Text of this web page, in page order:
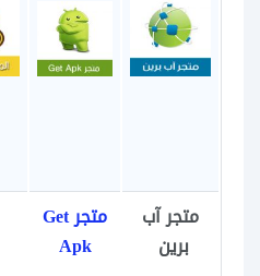
متجر آب
برين
متجر Get
Apk